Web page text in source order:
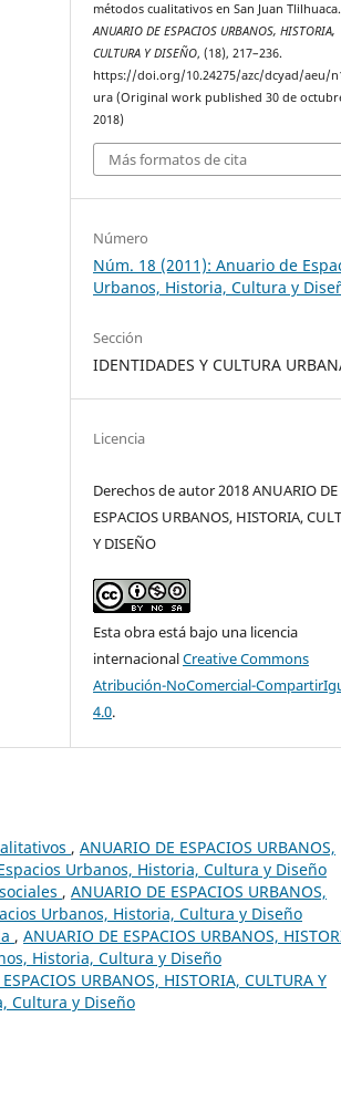
métodos cualitativos en San Juan Tlilhuaca.
ANUARIO DE ESPACIOS URBANOS, HISTORIA,
CULTURA Y DISEÑO, (18), 217–236.
https://doi.org/10.24275/azc/dcyad/aeu/
ura (Original work published 30 de
2018)
Más formatos de cita
Número
Núm. 18 (2011): Anuario de
Urbanos, Historia, Cultura y
Sección
IDENTIDADES Y CULTURA
Licencia
Derechos de autor 2018 ANUARIO DE
ESPACIOS URBANOS, HISTORIA,
Y DISEÑO
Esta obra está bajo una licencia
internacionalCreative Commons
Atribución-NoComercial-
4.0.
, ANUARIO DE ESPACIOS URBANOS,
Urbanos, Historia, Cultura y Diseño
, ANUARIO DE ESPACIOS URBANOS,
Urbanos, Historia, Cultura y Diseño
, ANUARIO DE ESPACIOS URBANOS,
Historia, Cultura y Diseño
URBANOS, HISTORIA, CULTURA Y
Cultura y Diseño